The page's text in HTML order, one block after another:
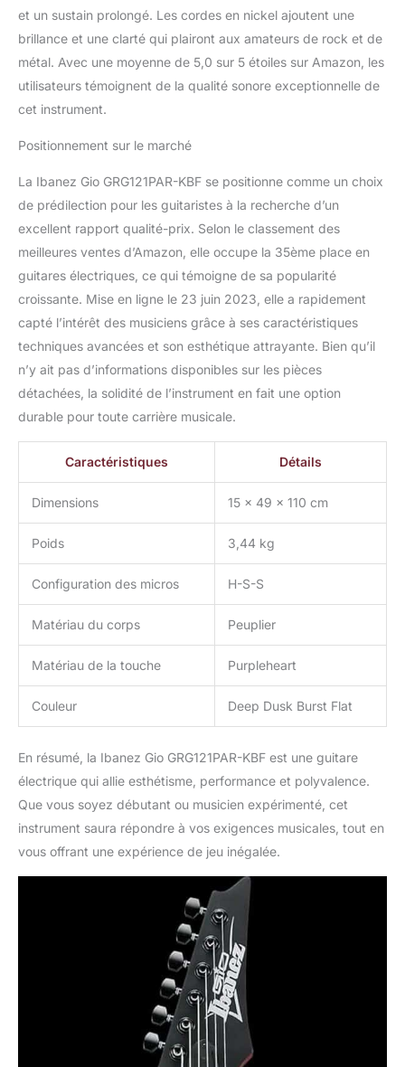
et un sustain prolongé. Les cordes en nickel ajoutent une
brillance et une clarté qui plairont aux amateurs de rock et de
métal. Avec une moyenne de 5,0 sur 5 étoiles sur Amazon, les
utilisateurs témoignent de la qualité sonore exceptionnelle de
cet instrument.
Positionnement sur le marché
La Ibanez Gio GRG121PAR-KBF se positionne comme un choix
de prédilection pour les guitaristes à la recherche d’un
excellent rapport qualité-prix. Selon le classement des
meilleures ventes d’Amazon, elle occupe la 35ème place en
guitares électriques, ce qui témoigne de sa popularité
croissante. Mise en ligne le 23 juin 2023, elle a rapidement
capté l’intérêt des musiciens grâce à ses caractéristiques
techniques avancées et son esthétique attrayante. Bien qu’il
n’y ait pas d’informations disponibles sur les pièces
détachées, la solidité de l’instrument en fait une option
durable pour toute carrière musicale.
Caractéristiques Détails
Dimensions 15 x 49 x 110 cm
Poids 3,44 kg
Configuration des micros H-S-S
Matériau du corps Peuplier
Matériau de la touche Purpleheart
Couleur Deep Dusk Burst Flat
En résumé, la Ibanez Gio GRG121PAR-KBF est une guitare
électrique qui allie esthétisme, performance et polyvalence.
Que vous soyez débutant ou musicien expérimenté, cet
instrument saura répondre à vos exigences musicales, tout en
vous offrant une expérience de jeu inégalée.